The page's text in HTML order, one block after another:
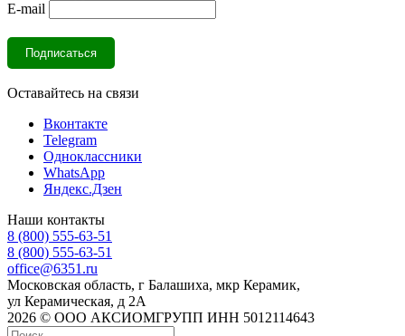
E-mail
Оставайтесь на связи
Вконтакте
Telegram
Одноклассники
WhatsApp
Яндекс.Дзен
Наши контакты
8 (800) 555-63-51
8 (800) 555-63-51
office@6351.ru
Московская область, г Балашиха, мкр Керамик,
ул Керамическая, д 2А
2026 © ООО АКСИОМГРУПП ИНН 5012114643